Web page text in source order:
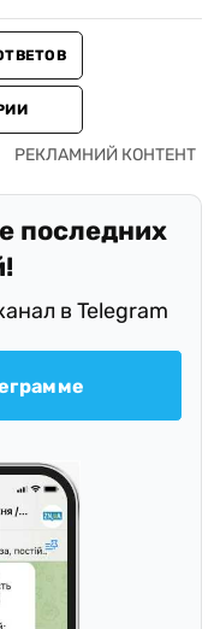
последних
в Telegram